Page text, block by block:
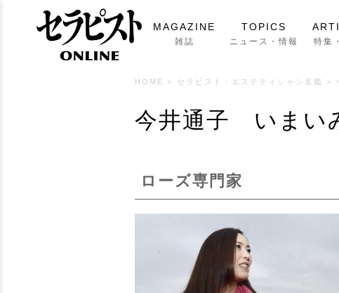
MAGAZINE
雑誌
TOPICS
ニュース・情報 特集
HOME > セラピスト・エステティシャン名鑑 >
今井通子 いまい
ローズ専門家